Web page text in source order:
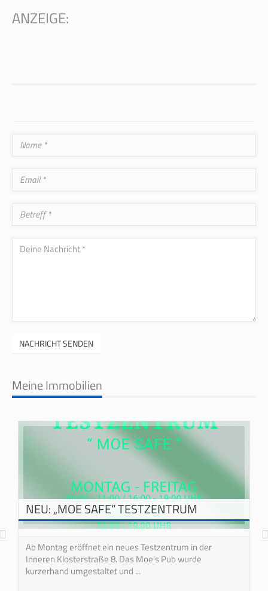
ANZEIGE:
NACHRICHT SENDEN
Meine Immobilien
NEU: „MOE SAFE“ TESTZENTRUM
Ab Montag eröffnet ein neues Testzentrum in der
Inneren Klosterstraße 8. Das Moe's Pub wurde
kurzerhand umgestaltet und ...